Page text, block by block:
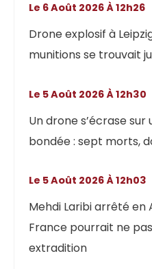
Drone explosif à
munitions se trouvait
Le 6 Août 2026 À 12h26
Un drone s’écrase sur
bondée : sept morts,
Le 5 Août 2026 À 12h30
Mehdi Laribi arrêté en
France pourrait ne
extradition
Le 5 Août 2026 À 12h03